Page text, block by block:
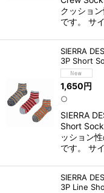
クッショ
です。 サ
SIERRA
3P Short
1,650円
○
SIERRA
Short
ッション
です。 サ
SIERRA
3P Line